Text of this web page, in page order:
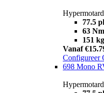
77.5
63 Nm
151 kg
Vanaf
Configureer
698 Mono